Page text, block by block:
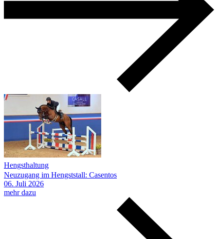
Hengsthaltung
Neuzugang im Hengststall: Casentos
06. Juli 2026
mehr dazu